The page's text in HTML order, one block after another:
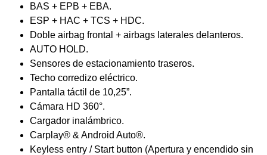
BAS + EPB + EBA.
ESP + HAC + TCS + HDC.
Doble airbag frontal + airbags laterales delanteros.
AUTO HOLD.
Sensores de estacionamiento traseros.
Techo corredizo eléctrico.
Pantalla táctil de 10,25”.
Cámara HD 360°.
Cargador inalámbrico.
Carplay® & Android Auto®.
Keyless entry / Start button (Apertura y encendido sin